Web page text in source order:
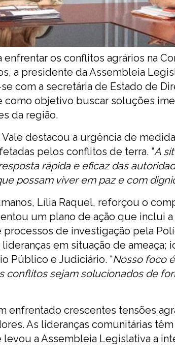
enfrentar os conflitos agrários na
a presidente da Assembleia
com a secretária de Estado de
como objetivo buscar soluções
da região.
Vale destacou a urgência de
pelos conflitos de terra. “A
rápida e eficaz das
possam viver em paz e com
Lília Raquel, reforçou o
um plano de ação que inclui
de investigação pela
em situação de ameaça;
Público e Judiciário. “Nosso foco
conflitos sejam solucionados de
enfrentado crescentes tensões
As lideranças comunitárias
a Assembleia Legislativa a